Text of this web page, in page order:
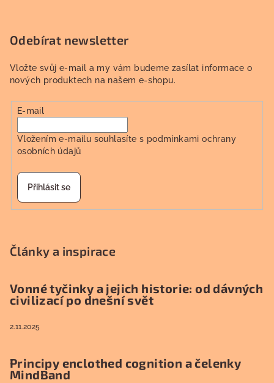
Odebírat newsletter
Vložte svůj e-mail a my vám budeme zasílat informace o
nových produktech na našem e-shopu.
E-mail
Vložením e-mailu souhlasíte s podmínkami ochrany
osobních údajů
Přihlásit se
Články a inspirace
Vonné tyčinky a jejich historie: od dávných
civilizací po dnešní svět
2.11.2025
Principy enclothed cognition a čelenky
MindBand